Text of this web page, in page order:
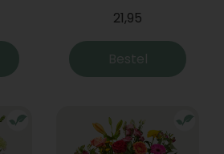
21,95
Bestel